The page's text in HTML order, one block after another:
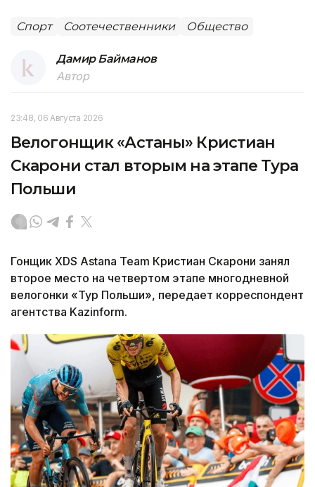
Спорт Соотечественники Общество
Дамир Байманов
Автор
23:48, 06 Августа 2026
Велогонщик «Астаны» Кристиан
Скарони стал вторым на этапе Тура
Польши
Гонщик XDS Astana Team Кристиан Скарони занял
второе место на четвертом этапе многодневной
велогонки «Тур Польши», передает корреспондент
агентства Kazinform.